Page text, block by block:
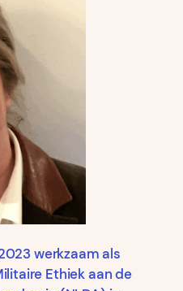
werkzaam als
Ethiek aan de